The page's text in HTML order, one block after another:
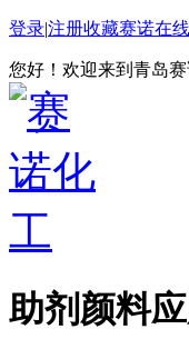
登录|注册收藏赛诺在
您好！欢迎来到青岛赛
助剂颜料